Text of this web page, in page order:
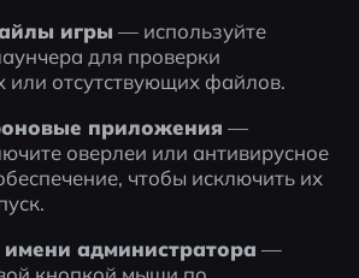
игры — используйте
для проверки
отсутствующих файлов.
приложения —
оверлеи или антивирусное
чтобы исключить их
имени администратора —